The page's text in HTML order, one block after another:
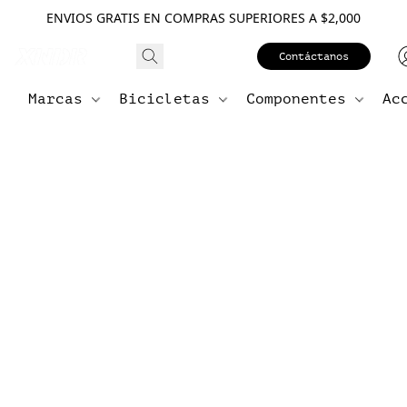
ENVIOS GRATIS EN COMPRAS SUPERIORES A $2,000
Contáctanos
Marcas Bicicletas Componentes